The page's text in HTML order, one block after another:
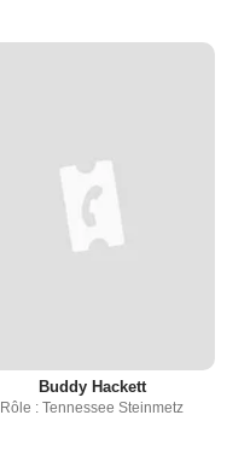
Buddy Hackett
Rôle : Tennessee Steinmetz